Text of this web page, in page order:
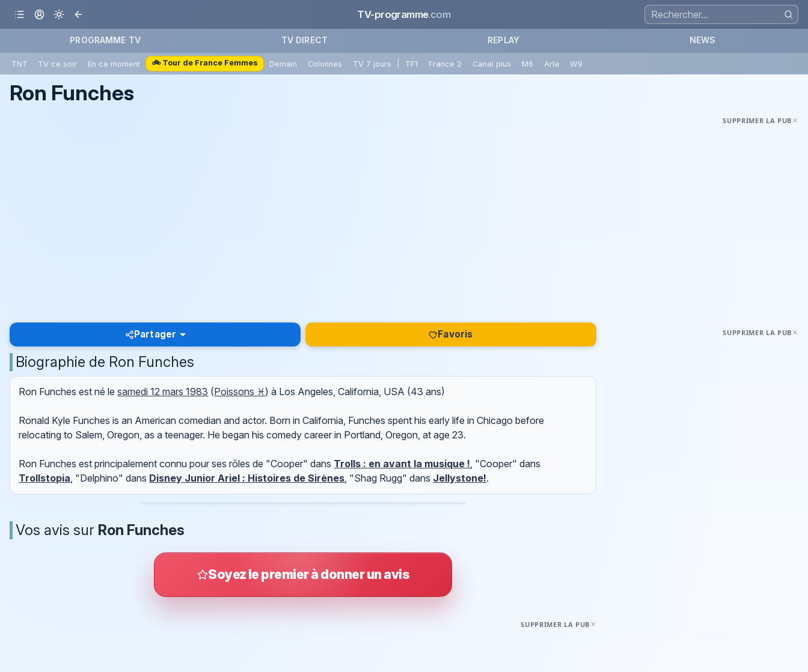
TV-programme.com
PROGRAMME TV TV DIRECT REPLAY NEWS
TNT TV ce soir En ce moment 🚲 Tour de France Femmes Demain Colonnes TV 7 jours TF1 France 2 Canal plus M6 Arte W9
Ron Funches
SUPPRIMER LA PUB
Partager Favoris
Biographie de Ron Funches
Ron Funches est né lesamedi 12 mars 1983 (Poissons ♓) à Los Angeles, California, USA (43 ans)
Ronald Kyle Funches is an American comedian and actor. Born in California, Funches spent his early life in Chicago before
relocating to Salem, Oregon, as a teenager. He began his comedy career in Portland, Oregon, at age 23.
Ron Funches est principalement connu pour ses rôles de "Cooper" dans Trolls : en avant la musique !, "Cooper" dans
Trollstopia, "Delphino" dans Disney Junior Ariel : Histoires de Sirènes, "Shag Rugg" dans Jellystone!.
Vos avis sur Ron Funches
Soyez le premier à donner un avis
SUPPRIMER LA PUB
SUPPRIMER LA PUB